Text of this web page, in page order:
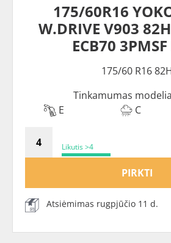
175/60R16
W.DRIVE V903
ECB70
175/60 R16
Tinkamumas
E
C
Likutis >4
PIRKTI
Atsiėmimas rugpjūčio 11 d.